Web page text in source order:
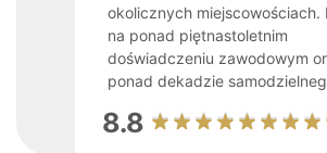
okolicznych miejscowościach.
na ponad piętnastoletnim
doświadczeniu zawodowym
ponad dekadzie
8.8